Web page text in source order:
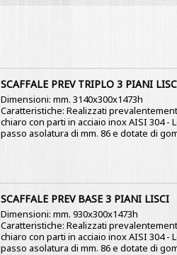
SCAFFALE PREV TRIPLO 3 PIANI
Dimensioni: mm. 3140x300x1473h
Caratteristiche: Realizzati
chiaro con parti in acciaio inox AISI 304
passo asolatura di mm. 86 e dotate di
SCAFFALE PREV BASE 3 PIANI LISCI
Dimensioni: mm. 930x300x1473h
Caratteristiche: Realizzati
chiaro con parti in acciaio inox AISI 304
passo asolatura di mm. 86 e dotate di